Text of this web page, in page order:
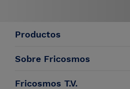
Productos
Sobre Fricosmos
Fricosmos T.V.